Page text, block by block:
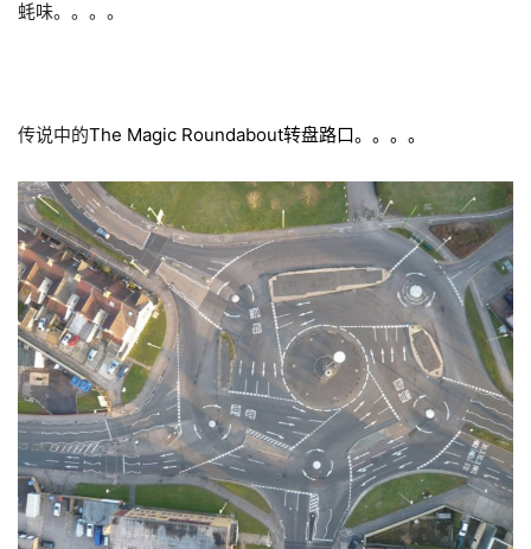
蚝味。。。。
传说中的The Magic Roundabout转盘路口。。。。